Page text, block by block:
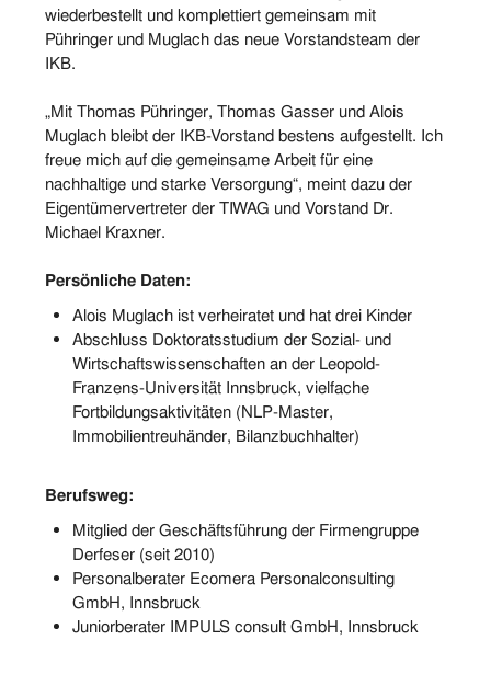
wiederbestellt und komplettiert gemeinsam mit
Pühringer und Muglach das neue Vorstandsteam der
IKB.
„Mit Thomas Pühringer, Thomas Gasser und Alois
Muglach bleibt der IKB-Vorstand bestens aufgestellt. Ich
freue mich auf die gemeinsame Arbeit für eine
nachhaltige und starke Versorgung“, meint dazu der
Eigentümervertreter der TIWAG und Vorstand Dr.
Michael Kraxner.
Persönliche Daten:
Alois Muglach ist verheiratet und hat drei Kinder
Abschluss Doktoratsstudium der Sozial- und
Wirtschaftswissenschaften an der Leopold-
Franzens-Universität Innsbruck, vielfache
Fortbildungsaktivitäten (NLP-Master,
Immobilientreuhänder, Bilanzbuchhalter)
Berufsweg:
Mitglied der Geschäftsführung der Firmengruppe
Derfeser (seit 2010)
Personalberater Ecomera Personalconsulting
GmbH, Innsbruck
Juniorberater IMPULS consult GmbH, Innsbruck